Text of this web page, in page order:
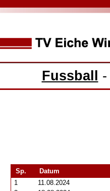
Fussball
Sp.
Datum
1
11.08.2024